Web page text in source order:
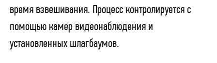
время взвешивания. Процесс контролируется с
помощью камер видеонаблюдения и
установленных шлагбаумов.